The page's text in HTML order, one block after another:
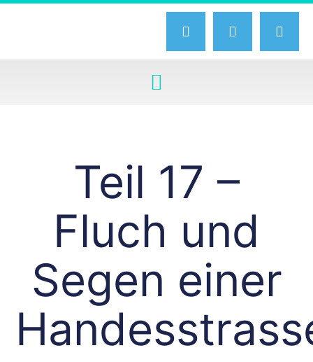
Teil 17 –
Fluch und
Segen einer